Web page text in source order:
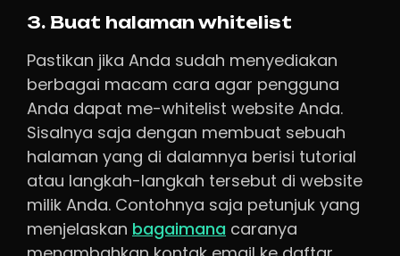
3. Buat halaman whitelist
Pastikan jika Anda sudah menyediakan
berbagai macam cara agar pengguna
Anda dapat me-whitelist website Anda.
Sisalnya saja dengan membuat sebuah
halaman yang di dalamnya berisi tutorial
atau langkah-langkah tersebut di website
milik Anda. Contohnya saja petunjuk yang
menjelaskan bagaimana caranya